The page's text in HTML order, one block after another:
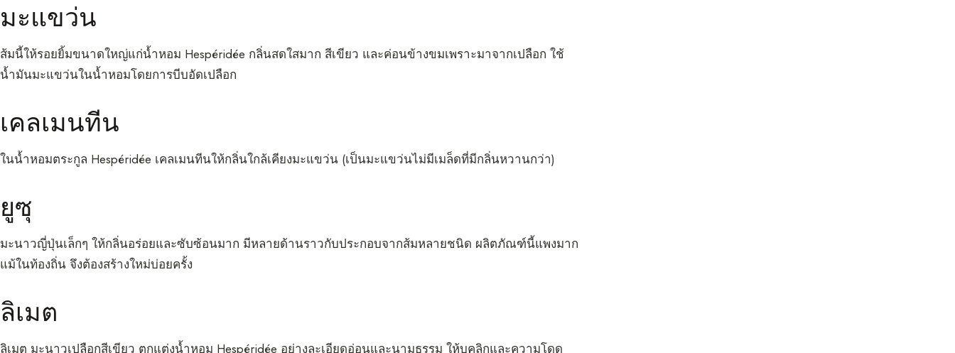
มะแขว่น
ส้มนี้ให้รอยยิ้มขนาดใหญ่แก่น้ำหอม Hespéridée กลิ่นสดใสมาก สีเขียว และค่อนข้างขมเพราะมาจากเปลือก ใช้
น้ำมันมะแขว่นในน้ำหอมโดยการบีบอัดเปลือก
เคลเมนทีน
ในน้ำหอมตระกูล Hespéridée เคลเมนทีนให้กลิ่นใกล้เคียงมะแขว่น (เป็นมะแขว่นไม่มีเมล็ดที่มีกลิ่นหวานกว่า)
ยูซุ
มะนาวญี่ปุ่นเล็กๆ ให้กลิ่นอร่อยและซับซ้อนมาก มีหลายด้านราวกับประกอบจากส้มหลายชนิด ผลิตภัณฑ์นี้แพงมาก
แม้ในท้องถิ่น จึงต้องสร้างใหม่บ่อยครั้ง
ลิเมต
ลิเมต มะนาวเปลือกสีเขียว ตกแต่งน้ำหอม Hespéridée อย่างละเอียดอ่อนและนามธรรม ให้บุคลิกและความโดด